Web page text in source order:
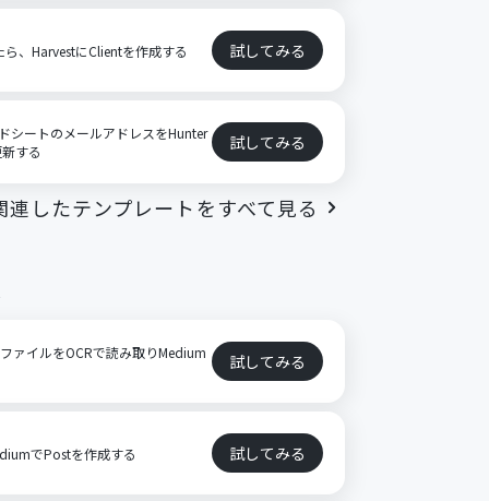
、HarvestにClientを作成する 試してみる
シートのメールアドレスをHunter
する
試してみる
連したテンプレートをすべて見る
ァイルをOCRで読み取りMedium 試してみる
でPostを作成する 試してみる